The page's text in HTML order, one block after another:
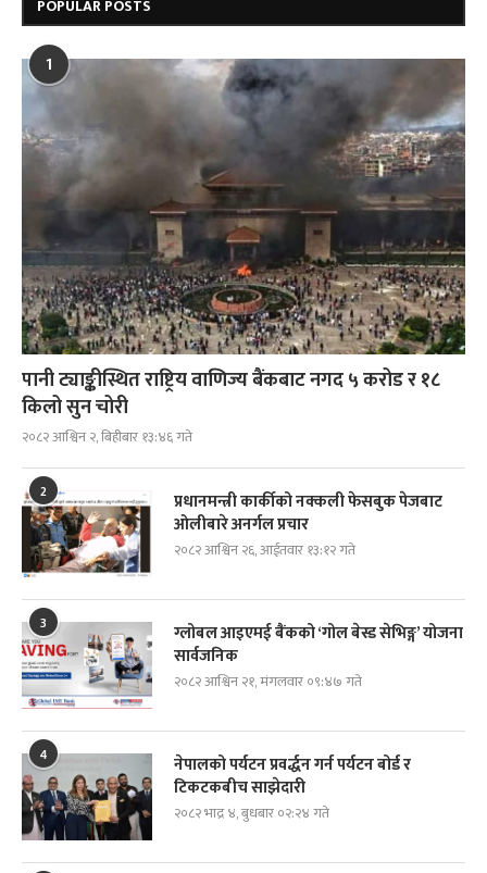
POPULAR POSTS
1
पानी ट्याङ्कीस्थित राष्ट्रिय वाणिज्य बैंकबाट नगद ५ करोड र १८
किलो सुन चोरी
२०८२ आश्विन २, बिहीबार १३:४६ गते
2
प्रधानमन्त्री कार्कीको नक्कली फेसबुक पेजबाट
ओलीबारे अनर्गल प्रचार
२०८२ आश्विन २६, आईतवार १३:१२ गते
3
ग्लोबल आइएमई बैंकको ‘गोल बेस्ड सेभिङ्ग’ योजना
सार्वजनिक
२०८२ आश्विन २१, मंगलवार ०९:४७ गते
4
नेपालको पर्यटन प्रवर्द्धन गर्न पर्यटन बोर्ड र
टिकटकबीच साझेदारी
२०८२ भाद्र ४, बुधबार ०२:२४ गते